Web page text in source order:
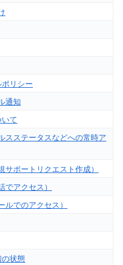
リシー
通知
て
スステータスなどへの常時ア
ポートリクエスト作成）
アクセス）
でのアクセス）
状態